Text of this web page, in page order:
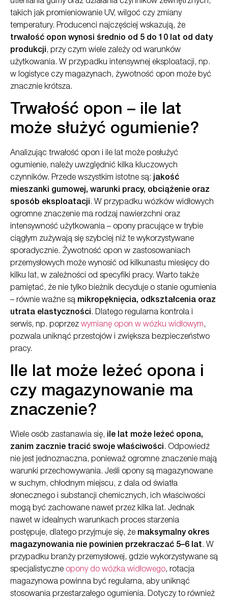
takich jak promieniowanie UV, wilgoć czy zmiany
temperatury. Producenci najczęściej wskazują, że
trwałość opon wynosi średnio od 5 do 10 lat od daty
produkcji, przy czym wiele zależy od warunków
użytkowania. W przypadku intensywnej eksploatacji, np.
w logistyce czy magazynach, żywotność opon może być
znacznie krótsza.
Trwałość opon – ile lat
może służyć ogumienie?
Analizując trwałość opon i ile lat może posłużyć
ogumienie, należy uwzględnić kilka kluczowych
czynników. Przede wszystkim istotne są:
jakość
mieszanki gumowej, warunki pracy, obciążenie oraz
sposób eksploatacji. W przypadku wózków widłowych
ogromne znaczenie ma rodzaj nawierzchni oraz
intensywność użytkowania – opony pracujące w trybie
ciągłym zużywają się szybciej niż te wykorzystywane
sporadycznie. Żywotność opon w zastosowaniach
przemysłowych może wynosić od kilkunastu miesięcy do
kilku lat, w zależności od specyfiki pracy. Warto także
pamiętać, że nie tylko bieżnik decyduje o stanie ogumienia
– równie ważne są mikropęknięcia, odkształcenia oraz
utrata elastyczności. Dlatego regularna kontrola i
serwis, np. poprzez wymianę opon w wózku widłowym,
pozwala uniknąć przestojów i zwiększa bezpieczeństwo
pracy.
Ile lat może leżeć opona i
czy magazynowanie ma
znaczenie?
Wiele osób zastanawia się, ile lat może leżeć opona,
zanim zacznie tracić swoje właściwości. Odpowiedź
nie jest jednoznaczna, ponieważ ogromne znaczenie mają
warunki przechowywania. Jeśli opony są magazynowane
w suchym, chłodnym miejscu, z dala od światła
słonecznego i substancji chemicznych, ich właściwości
mogą być zachowane nawet przez kilka lat. Jednak
nawet w idealnych warunkach proces starzenia
postępuje, dlatego przyjmuje się, że maksymalny okres
magazynowania nie powinien przekraczać 5–6 lat. W
przypadku branży przemysłowej, gdzie wykorzystywane są
specjalistyczne opony do wózka widłowego, rotacja
magazynowa powinna być regularna, aby uniknąć
stosowania przestarzałego ogumienia. Dotyczy to również